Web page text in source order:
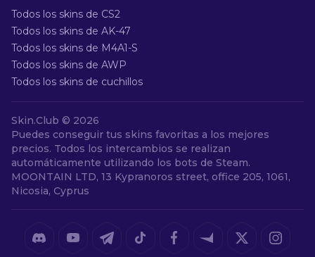
Todos los skins de CS2
Todos los skins de AK-47
Todos los skins de M4A1-S
Todos los skins de AWP
Todos los skins de cuchillos
Skin.Club © 2026
Puedes conseguir tus skins favoritas a los mejores
precios. Todos los intercambios se realizan
automáticamente utilizando los bots de Steam.
MOONTAIN LTD, 13 Kypranoros street, office 205, 1061,
Nicosia, Cyprus